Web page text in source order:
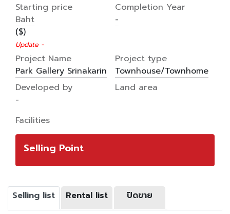
Starting price
Baht
($)
Update -
Completion Year
-
Project Name
Park Gallery Srinakarin
Project type
Townhouse/Townhome
Developed by
-
Land area
Facilities
Selling Point
Selling list Rental list ปิดขาย